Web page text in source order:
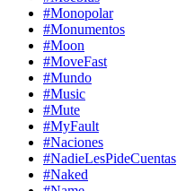
#Monopolar
#Monumentos
#Moon
#MoveFast
#Mundo
#Music
#Mute
#MyFault
#Naciones
#NadieLesPideCuentas
#Naked